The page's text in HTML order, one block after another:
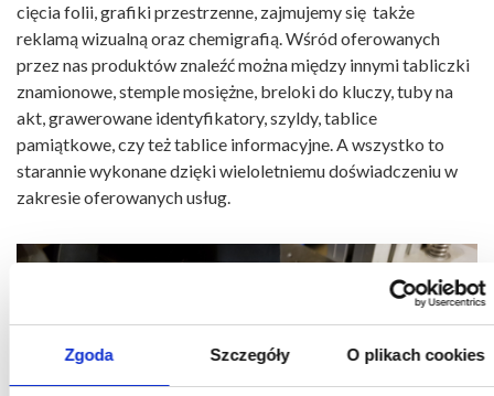
Zgoda Szczegóły O plikach cookies
cięcia folii, grafiki przestrzenne, zajmujemy się także
reklamą wizualną oraz chemigrafią. Wśród oferowanych
przez nas produktów znaleźć można między innymi tabliczki
znamionowe, stemple mosiężne, breloki do kluczy, tuby na
akt, grawerowane identyfikatory, szyldy, tablice
pamiątkowe, czy też tablice informacyjne. A wszystko to
starannie wykonane dzięki wieloletniemu doświadczeniu w
zakresie oferowanych usług.